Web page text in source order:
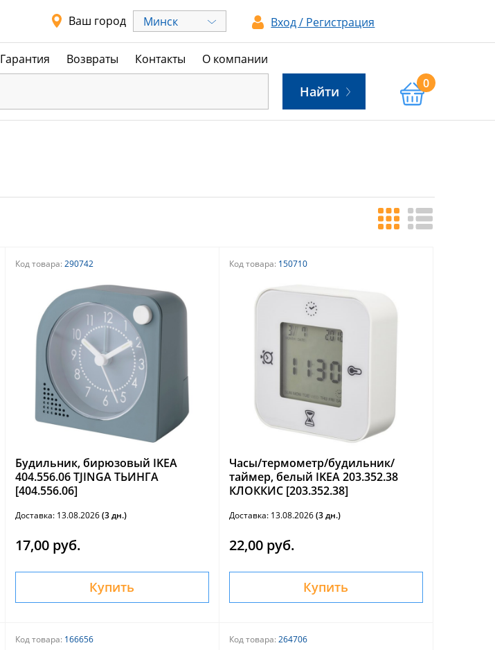
Ваш город Минск Вход / Регистрация
Гарантия Возвраты Контакты О компании
Найти 0
Код товара: 290742
Будильник, бирюзовый IKEA
404.556.06 TJINGA ТЬИНГА
[404.556.06]
Доставка: 13.08.2026(3 дн.)
17,00 руб.
Купить
Код товара: 150710
Часы/термометр/будильник/
таймер, белый IKEA 203.352.38
КЛОККИС [203.352.38]
Доставка: 13.08.2026(3 дн.)
22,00 руб.
Купить
Код товара: 166656 Код товара: 264706